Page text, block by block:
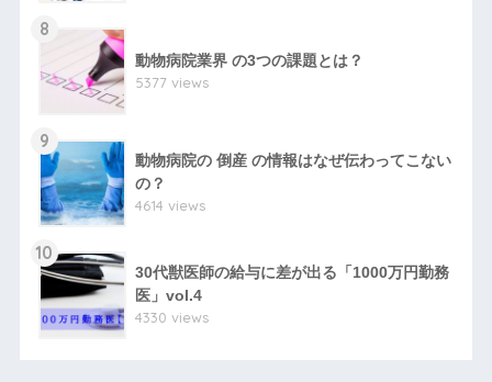
8
動物病院業界 の3つの課題とは？
5377 views
9
動物病院の 倒産 の情報はなぜ伝わってこない
の？
4614 views
10
30代獣医師の給与に差が出る「1000万円勤務
医」vol.4
4330 views